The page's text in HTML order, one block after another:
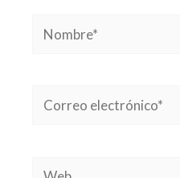
Nombre*
Correo
Web